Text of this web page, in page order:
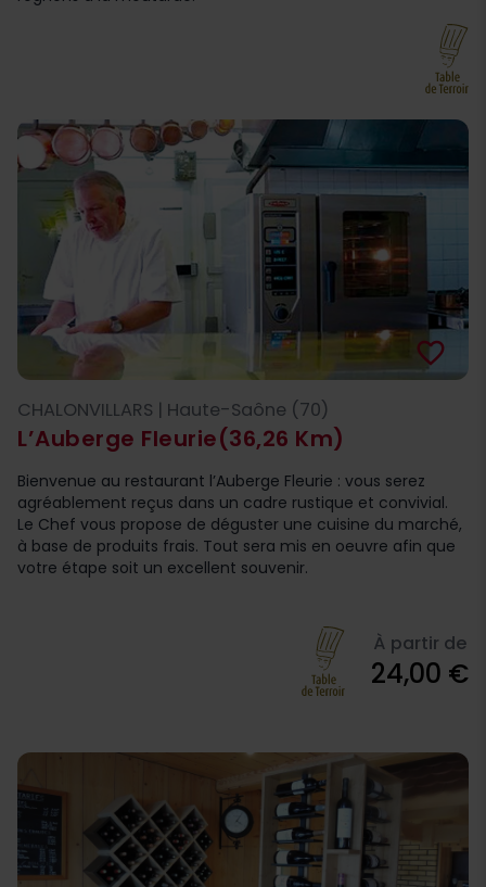
L’Auberge Fleurie(36,26 Km)
favorite_border
CHALONVILLARS | Haute-Saône (70)
Bienvenue au restaurant l’Auberge Fleurie : vous serez
agréablement reçus dans un cadre rustique et convivial.
Le Chef vous propose de déguster une cuisine du marché,
à base de produits frais. Tout sera mis en oeuvre afin que
votre étape soit un excellent souvenir.
À partir de
24,00 €